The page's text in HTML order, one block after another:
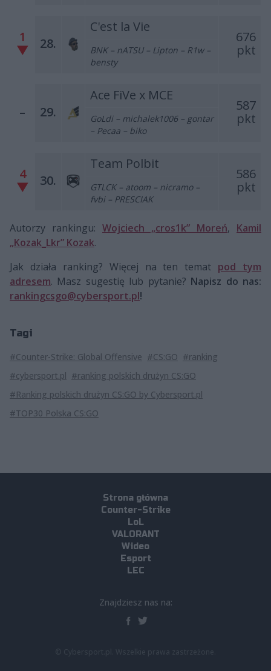
1
▼
28.
C'est la Vie
676
pkt
BNK – nATSU – Lipton – R1w –
bensty
– 29.
Ace FiVe x MCE
587
pkt
GoLdi – michalek1006 – gontar
– Pecaa – biko
4
▼
30.
Team Polbit
586
pkt
GTLCK – atoom – nicramo –
fvbi – PRESCIAK
Autorzy rankingu: Wojciech „cros1k” Moreń, Kamil
„Kozak_Lkr” Kozak.
Jak działa ranking? Więcej na ten temat pod tym
adresem. Masz sugestię lub pytanie? Napisz do nas:
rankingcsgo@cybersport.pl!
Tagi
#Counter-Strike: Global Offensive #CS:GO #ranking
#cybersport.pl #ranking polskich drużyn CS:GO
#Ranking polskich drużyn CS:GO by Cybersport.pl
#TOP30 Polska CS:GO
Strona główna
Counter-Strike
LoL
VALORANT
Wideo
Esport
LEC
Znajdziesz nas na: